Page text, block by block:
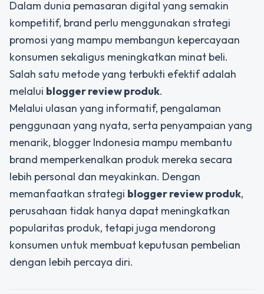
Dalam dunia pemasaran digital yang semakin
kompetitif, brand perlu menggunakan strategi
promosi yang mampu membangun kepercayaan
konsumen sekaligus meningkatkan minat beli.
Salah satu metode yang terbukti efektif adalah
melalui blogger review produk.
Melalui ulasan yang informatif, pengalaman
penggunaan yang nyata, serta penyampaian yang
menarik, blogger Indonesia mampu membantu
brand memperkenalkan produk mereka secara
lebih personal dan meyakinkan. Dengan
memanfaatkan strategi blogger review produk,
perusahaan tidak hanya dapat meningkatkan
popularitas produk, tetapi juga mendorong
konsumen untuk membuat keputusan pembelian
dengan lebih percaya diri.